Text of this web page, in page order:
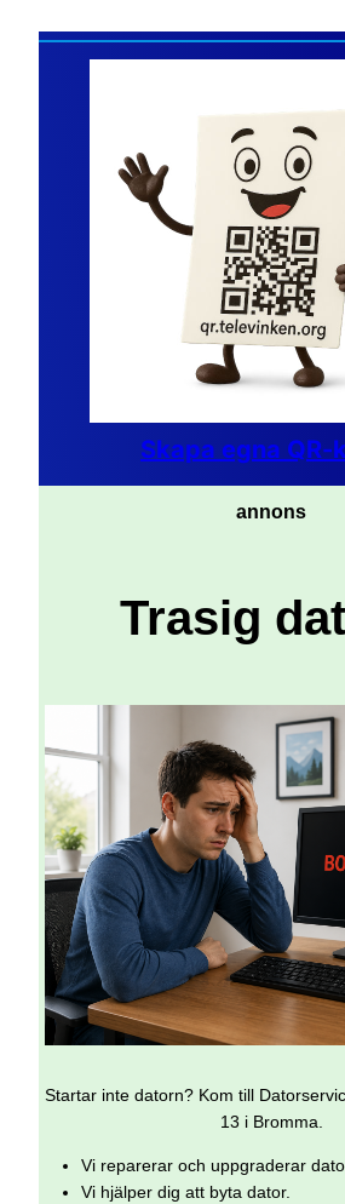
Skapa egna QR-
annons
Trasig
Startar inte datorn? Kom till
13 i Bromma.
Vi reparerar och uppgraderar
Vi hjälper dig att byta dator.